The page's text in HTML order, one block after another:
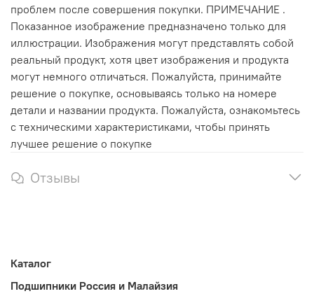
проблем после совершения покупки. ПРИМЕЧАНИЕ .
Показанное изображение предназначено только для
иллюстрации. Изображения могут представлять собой
реальный продукт, хотя цвет изображения и продукта
могут немного отличаться. Пожалуйста, принимайте
решение о покупке, основываясь только на номере
детали и названии продукта. Пожалуйста, ознакомьтесь
с техническими характеристиками, чтобы принять
лучшее решение о покупке
Отзывы
Каталог
Подшипники Россия и Малайзия